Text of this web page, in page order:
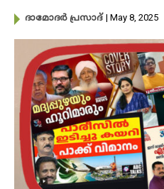
ദാമോദർ പ്രസാദ് | May 8, 2025